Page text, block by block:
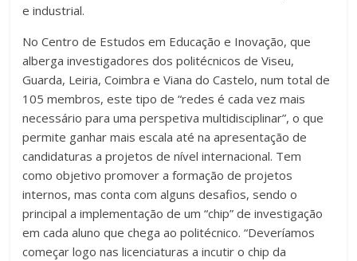
e industrial.
No Centro de Estudos em Educação e Inovação, que
alberga investigadores dos politécnicos de Viseu,
Guarda, Leiria, Coimbra e Viana do Castelo, num total de
105 membros, este tipo de “redes é cada vez mais
necessário para uma perspetiva multidisciplinar”, o que
permite ganhar mais escala até na apresentação de
candidaturas a projetos de nível internacional. Tem
como objetivo promover a formação de projetos
internos, mas conta com alguns desafios, sendo o
principal a implementação de um “chip” de investigação
em cada aluno que chega ao politécnico. “Deveríamos
começar logo nas licenciaturas a incutir o chip da